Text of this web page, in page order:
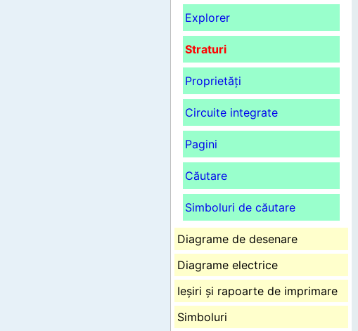
Explorer
Straturi
Proprietăți
Circuite integrate
Pagini
Căutare
Simboluri de căutare
Diagrame de desenare
Diagrame electrice
Ieșiri și rapoarte de imprimare
Simboluri